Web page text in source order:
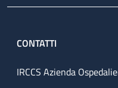
CONTATTI
IRCCS Azienda